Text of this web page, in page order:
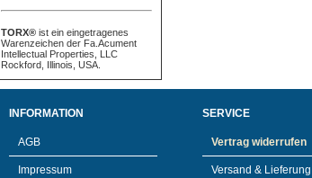
TORX® ist ein eingetragenes
Warenzeichen der Fa.Acument
Intellectual Properties, LLC
Rockford, Illinois, USA.
INFORMATION
AGB
Impressum
SERVICE
Vertrag widerrufen
Versand & Lieferung